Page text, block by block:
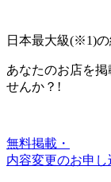
日本最大級(※1)
あなたのお店を掲
せんか？!
無料掲載・
内容変更のお申し